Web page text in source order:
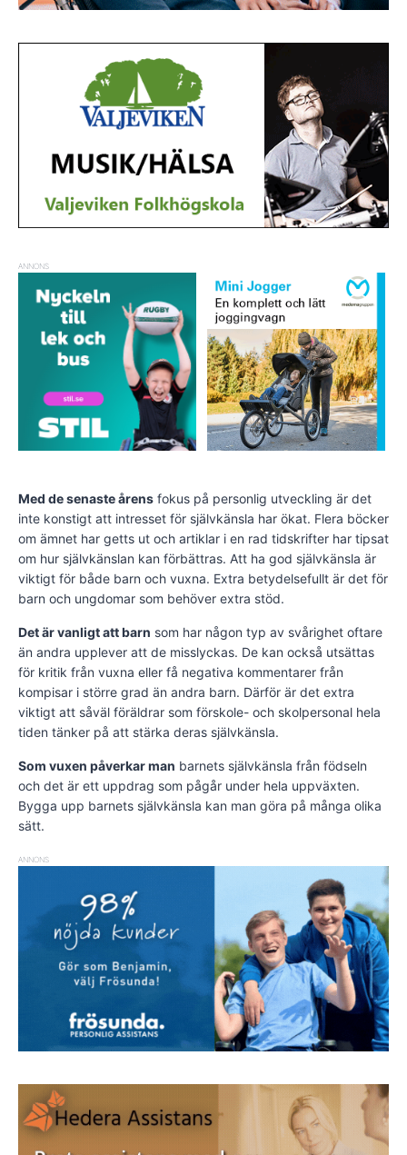
ANNONS
Med de senaste årens fokus på personlig utveckling är det
inte konstigt att intresset för självkänsla har ökat. Flera böcker
om ämnet har getts ut och artiklar i en rad tidskrifter har tipsat
om hur självkänslan kan förbättras. Att ha god självkänsla är
viktigt för både barn och vuxna. Extra betydelsefullt är det för
barn och ungdomar som behöver extra stöd.
Det är vanligt att barn som har någon typ av svårighet oftare
än andra upplever att de misslyckas. De kan också utsättas
för kritik från vuxna eller få negativa kommentarer från
kompisar i större grad än andra barn. Därför är det extra
viktigt att såväl föräldrar som förskole- och skolpersonal hela
tiden tänker på att stärka deras självkänsla.
Som vuxen påverkar man barnets självkänsla från födseln
och det är ett uppdrag som pågår under hela uppväxten.
Bygga upp barnets självkänsla kan man göra på många olika
sätt.
ANNONS